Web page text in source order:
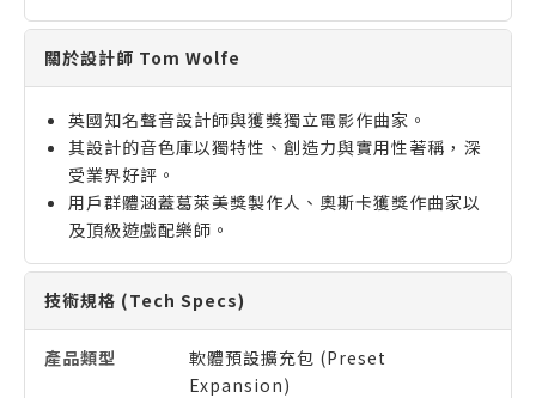
關於設計師 Tom Wolfe
英國知名聲音設計師與獲獎獨立電影作曲家。
其設計的音色庫以獨特性、創造力與實用性著稱，深
受業界好評。
用戶群體涵蓋葛萊美獎製作人、奧斯卡獲獎作曲家以
及頂級遊戲配樂師。
技術規格 (Tech Specs)
產品類型
軟體預設擴充包 (Preset
Expansion)